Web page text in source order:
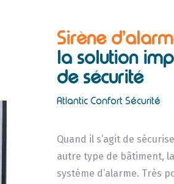
Sirène
la solution
de sécurité
Atlantic Confort Sécurité
Quand il s’agit de
autre type de bâtiment,
système d’alarme. Très